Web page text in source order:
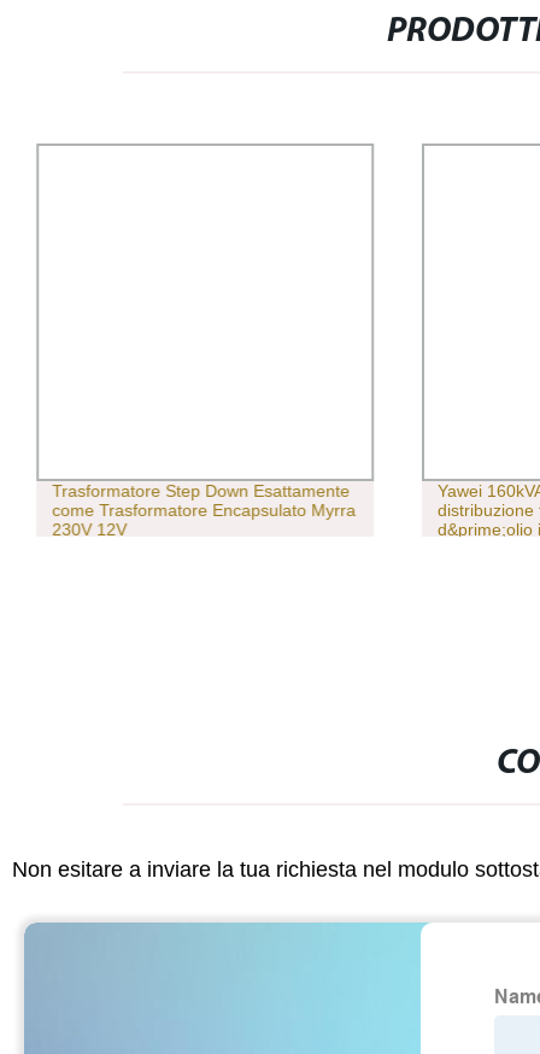
Trasformatore Step Down Esattamente
come Trasformatore Encapsulato Myrra
230V 12V
Yawei
distribuzione
d&prime;olio
Non esitare a inviare la tua richiesta nel modulo